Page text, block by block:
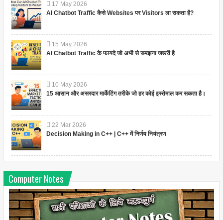
17 May 2026
AI Chatbot Traffic कैसे Websites पर Visitors ला सकता है?
15 May 2026
AI Chatbot Traffic के फायदे जो अभी से समझना जरूरी है
10 May 2026
15 आसान और असरदार मार्केटिंग तरीके जो हर कोई इस्तेमाल कर सकता है।
22 Mar 2026
Decision Making in C++ | C++ में निर्णय नियंत्रण
Computer Notes